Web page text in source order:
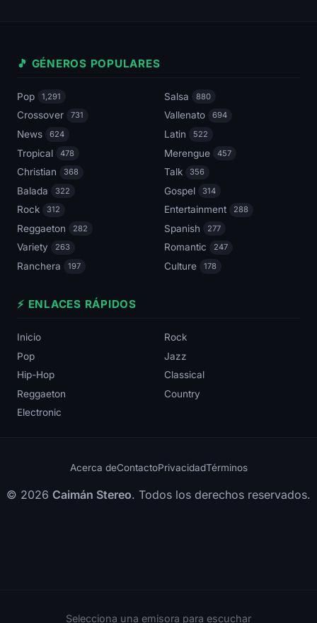
🎵 GÉNEROS POPULARES
Pop 1,291 Salsa 880
Crossover 731 Vallenato 694
News 624 Latin 522
Tropical 478 Merengue 457
Christian 368 Talk 356
Balada 322 Gospel 314
Rock 312 Entertainment 288
Reggaeton 282 Spanish 277
Variety 263 Romantic 247
Ranchera 197 Culture 178
⚡ ENLACES RÁPIDOS
Inicio
Rock
Pop
Jazz
Hip-Hop
Classical
Reggaeton
Country
Electronic
Acerca deContactoPrivacidadTérminos
© 2026 Caimán Stereo. Todos los derechos reservados.
Selecciona una emisora para escuchar